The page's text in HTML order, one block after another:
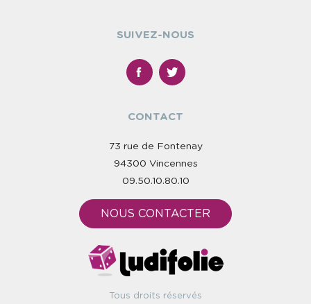
SUIVEZ-NOUS
CONTACT
73 rue de Fontenay
94300 Vincennes
09.50.10.80.10
NOUS CONTACTER
Tous droits réservés